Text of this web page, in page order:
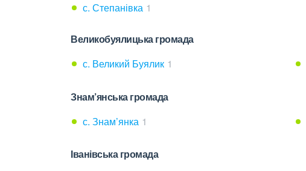
с. Степанівка 1
Великобуялицька громада
с. Великий Буялик 1
Знам’янська громада
с. Знам’янка 1
Іванівська громада